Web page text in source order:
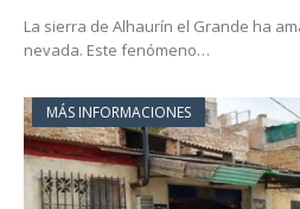
La sierra de Alhaurín el Grande ha
nevada. Este fenómeno…
MÁS INFORMACIONES